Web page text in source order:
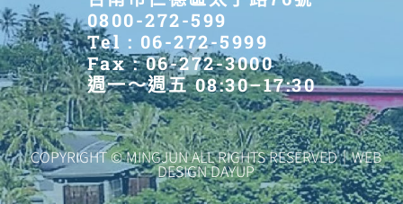
0800-272-599
Tel : 06-272-5999
Fax : 06-272-3000
週一～週五 08:30–17:30
COPYRIGHT © MINGJUN ALL RIGHTS RESERVED｜WEB
DESIGN DAYUP